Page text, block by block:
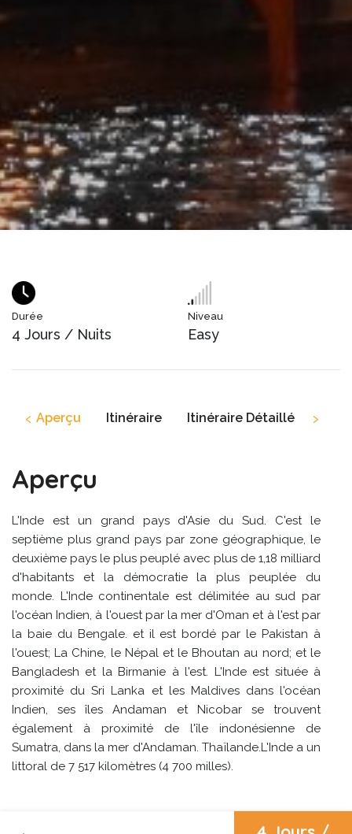
Durée
4 Jours / Nuits
Niveau
Easy
Aperçu Itinéraire Itinéraire Détaillé
‹ ›
Aperçu
L'Inde est un grand pays d'Asie du Sud. C'est le
septième plus grand pays par zone géographique, le
deuxième pays le plus peuplé avec plus de 1,18 milliard
d'habitants et la démocratie la plus peuplée du
monde. L'Inde continentale est délimitée au sud par
l'océan Indien, à l'ouest par la mer d'Oman et à l'est par
la baie du Bengale. et il est bordé par le Pakistan à
l'ouest; La Chine, le Népal et le Bhoutan au nord; et le
Bangladesh et la Birmanie à l'est. L'Inde est située à
proximité du Sri Lanka et les Maldives dans l'océan
Indien, ses îles Andaman et Nicobar se trouvent
également à proximité de l'île indonésienne de
Sumatra, dans la mer d'Andaman. Thaïlande.L'Inde a un
littoral de 7 517 kilomètres (4 700 milles).